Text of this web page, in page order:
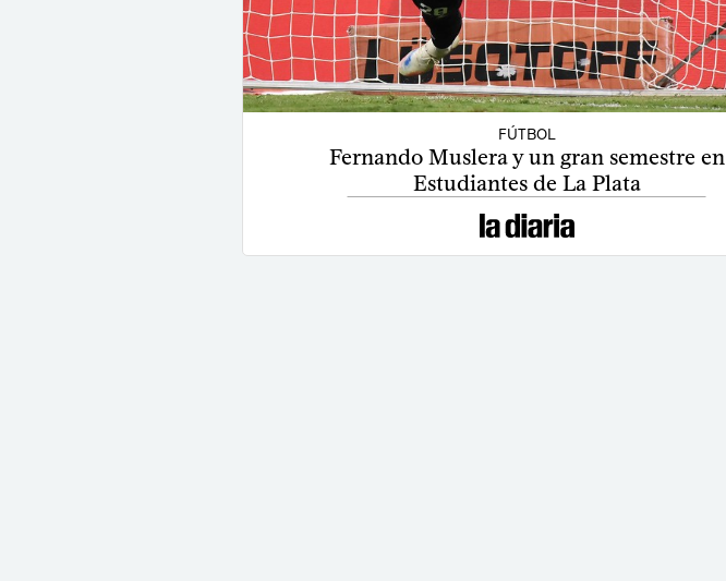
FÚTBOL
Fernando Muslera y un gran semestre en
Estudiantes de La Plata